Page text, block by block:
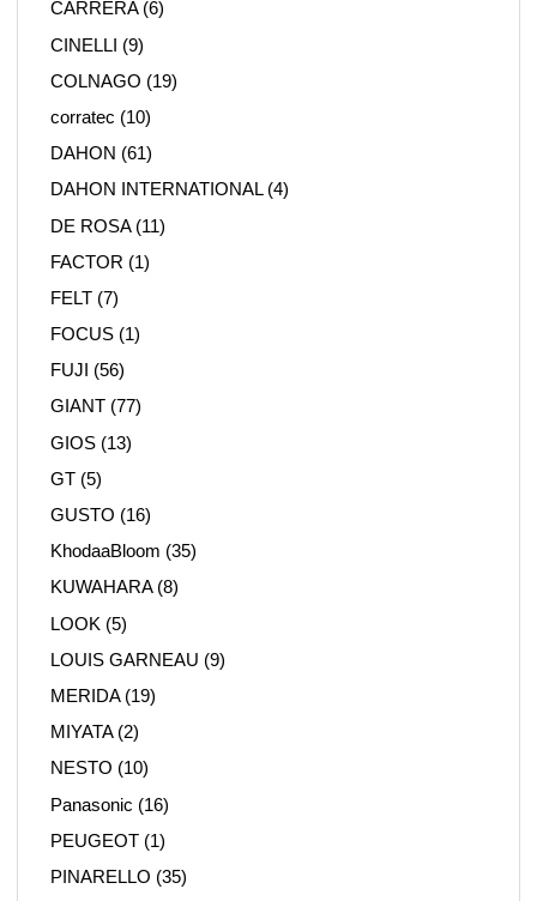
CARRERA(6)
CINELLI (9)
COLNAGO (19)
corratec (10)
DAHON (61)
DAHON INTERNATIONAL(4)
DE ROSA(11)
FACTOR (1)
FELT (7)
FOCUS (1)
FUJI (56)
GIANT (77)
GIOS (13)
GT (5)
GUSTO (16)
KhodaaBloom (35)
KUWAHARA(8)
LOOK (5)
LOUIS GARNEAU (9)
MERIDA(19)
MIYATA(2)
NESTO (10)
Panasonic (16)
PEUGEOT (1)
PINARELLO (35)